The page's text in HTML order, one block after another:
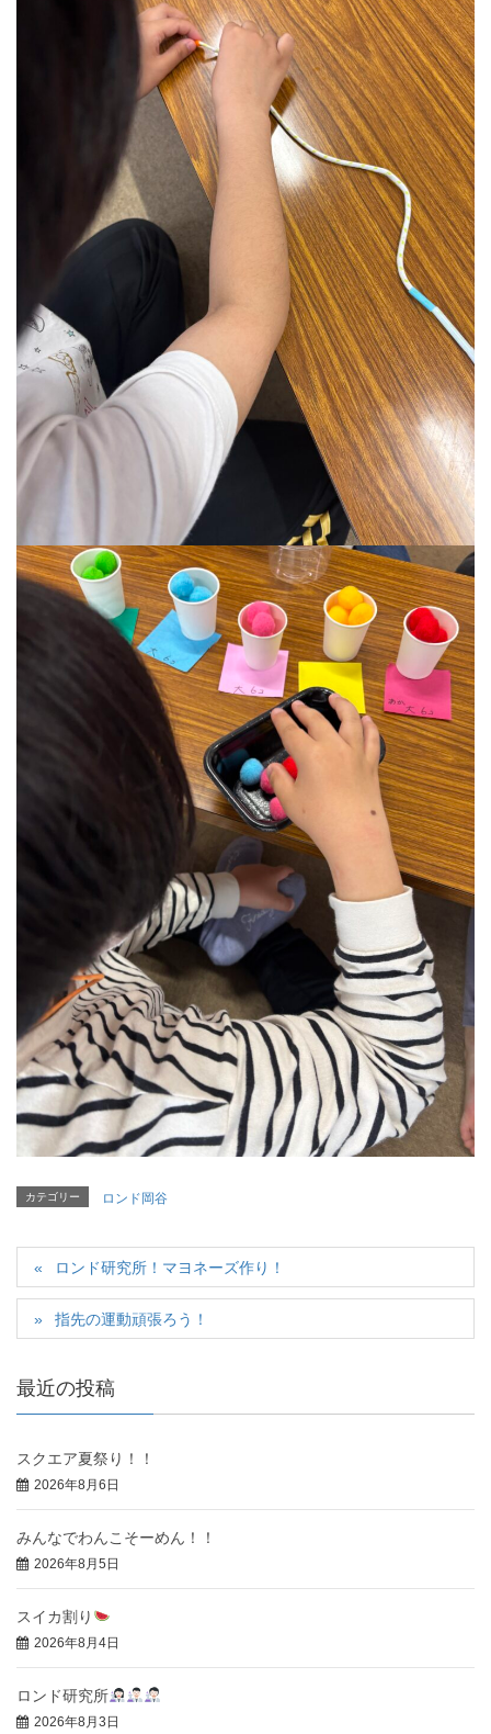
カテゴリー ロンド岡谷
ロンド研究所！マヨネーズ作り！
指先の運動頑張ろう！
最近の投稿
スクエア夏祭り！！
2026年8月6日
みんなでわんこそーめん！！
2026年8月5日
スイカ割り
2026年8月4日
ロンド研究所
2026年8月3日